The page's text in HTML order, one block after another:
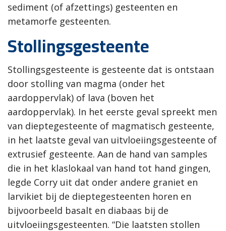
sediment (of afzettings) gesteenten en
metamorfe gesteenten.
Stollingsgesteente
Stollingsgesteente is gesteente dat is ontstaan
door stolling van magma (onder het
aardoppervlak) of lava (boven het
aardoppervlak). In het eerste geval spreekt men
van dieptegesteente of magmatisch gesteente,
in het laatste geval van uitvloeiingsgesteente of
extrusief gesteente. Aan de hand van samples
die in het klaslokaal van hand tot hand gingen,
legde Corry uit dat onder andere graniet en
larvikiet bij de dieptegesteenten horen en
bijvoorbeeld basalt en diabaas bij de
uitvloeiingsgesteenten. “Die laatsten stollen